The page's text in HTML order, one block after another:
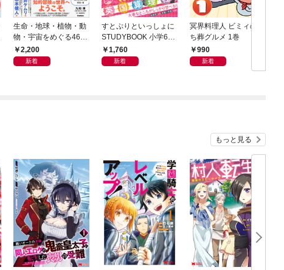
生命・地球・植物・動
物・宇宙をめぐる46億
年の物語 科学の教養大
全
2,200
新着
すとぷりといっしょに
STUDYBOOK 小学6年
分5教科
1,760
新着
冥界料理人 ビミィのご
ち葬グルメ 1巻
990
新着
もっと見る